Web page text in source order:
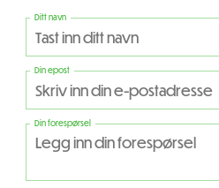
Ditt navn
Din epost
Din forespørsel